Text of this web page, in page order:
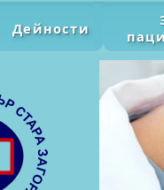
Дейности